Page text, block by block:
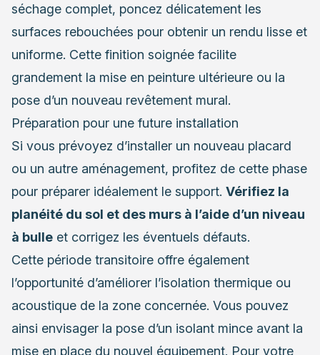
séchage complet, poncez délicatement les
surfaces rebouchées pour obtenir un rendu lisse et
uniforme. Cette finition soignée facilite
grandement la mise en peinture ultérieure ou la
pose d’un nouveau revêtement mural.
Préparation pour une future installation
Si vous prévoyez d’installer un nouveau placard
ou un autre aménagement, profitez de cette phase
pour préparer idéalement le support. Vérifiez la
planéité du sol et des murs à l’aide d’un niveau
à bulle et corrigez les éventuels défauts.
Cette période transitoire offre également
l’opportunité d’améliorer l’isolation thermique ou
acoustique de la zone concernée. Vous pouvez
ainsi envisager la pose d’un isolant mince avant la
mise en place du nouvel équipement. Pour votre